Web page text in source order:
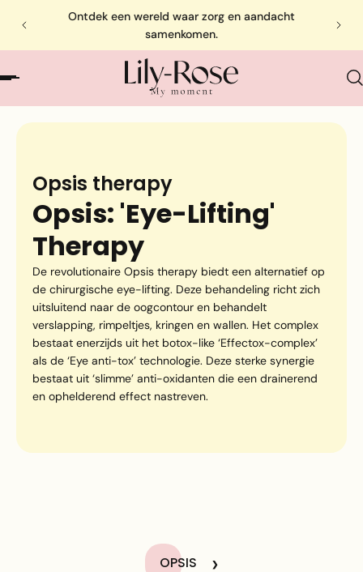
Ontdek een wereld waar zorg en aandacht
samenkomen.
Opsis therapy
Opsis: 'Eye-Lifting'
Therapy
De revolutionaire Opsis therapy biedt een alternatief op
de chirurgische eye-lifting. Deze behandeling richt zich
uitsluitend naar de oogcontour en behandelt
verslapping, rimpeltjes, kringen en wallen. Het complex
bestaat enerzijds uit het botox-like ‘Effectox-complex’
als de ‘Eye anti-tox’ technologie. Deze sterke synergie
bestaat uit ‘slimme’ anti-oxidanten die een drainerend
en ophelderend effect nastreven.
OPSIS